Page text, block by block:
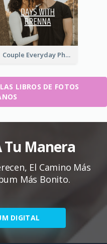
Couple Everyday Photo Book
LIBROS DE FOTOS
Tu Manera
El Camino Más
Más Bonito.
DIGITAL